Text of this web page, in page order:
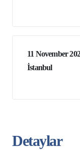
11 November
İstanbul
Detaylar